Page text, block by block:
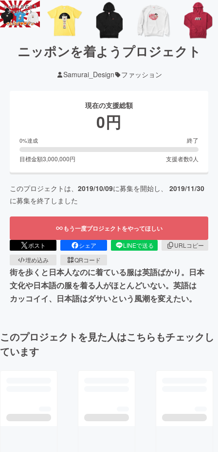
ニッポンを着ようプロジェクト
Samurai_Design ファッション
現在の支援総額
0円
0%達成 終了
目標金額3,000,000円 支援者数0 人
このプロジェクトは、 2019/10/09に募集を開始し、 2019/11/30
に募集を終了しました
もう一度プロジェクトをやってほしい
ポスト シェア LINEで送る
URLコピー
埋め込み
QRコード
街を歩くと日本人なのに着ている服は英語ばかり。日本
文化や日本語の服を着る人がほとんどいない。英語は
カッコイイ、日本語はダサいという風潮を変えたい。
このプロジェクトを見た人はこちらもチェックし
ています